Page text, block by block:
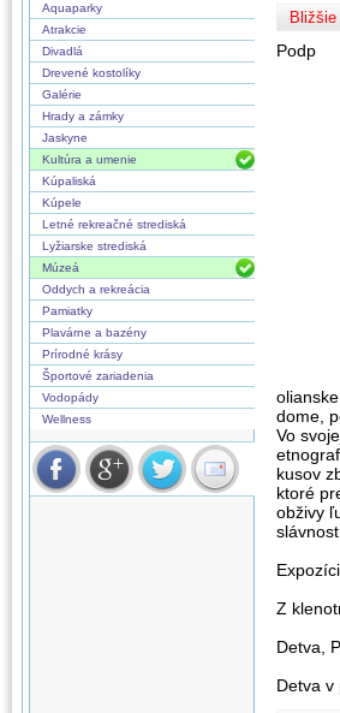
Aquaparky
Atrakcie
Divadlá
Drevené kostolíky
Galérie
Hrady a zámky
Jaskyne
Kultúra a umenie
Kúpaliská
Kúpele
Letné rekreačné strediská
Lyžiarske strediská
Múzeá
Oddych a rekreácia
Pamiatky
Plavárne a bazény
Prírodné krásy
Športové zariadenia
Vodopády
Wellness
Podp
dome,
Vo
kusov
ktoré
obživy
Z
Detva,
Detva v